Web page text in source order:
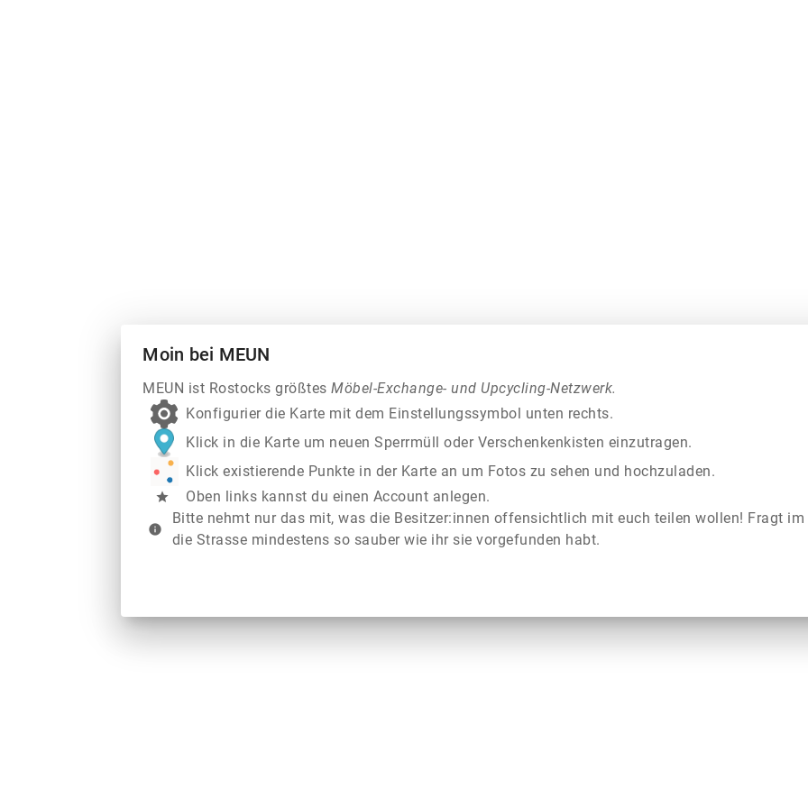
Moin bei MEUN
MEUN ist Rostocks größtesMöbel-Exchange- und Upcycling-Netzwerk.
Konfigurier die Karte mit dem Einstellungssymbol unten rechts.
Klick in die Karte um neuen Sperrmüll oder Verschenkenkisten einzutragen.
Klick existierende Punkte in der Karte an um Fotos zu sehen und hochzuladen.
star Oben links kannst du einen Account anlegen.
info
Bitte nehmt nur das mit, was die Besitzer:innen offensichtlich mit euch teilen wollen! Fragt
die Strasse mindestens so sauber wie ihr sie vorgefunden habt.